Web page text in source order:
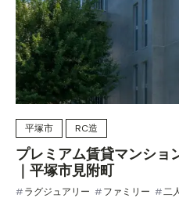
平塚市 RC造
プレミアム賃貸マンシ
｜平塚市見附町
ラグジュアリー ファミリー 二